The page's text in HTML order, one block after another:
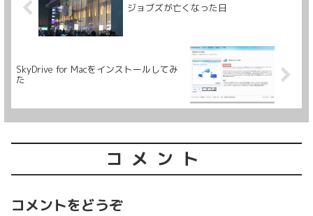
ジョブズが亡くなった日
SkyDrive for Macをインストールしてみ
た
コメント
コメントをどうぞ